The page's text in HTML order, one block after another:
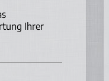
Ihrer